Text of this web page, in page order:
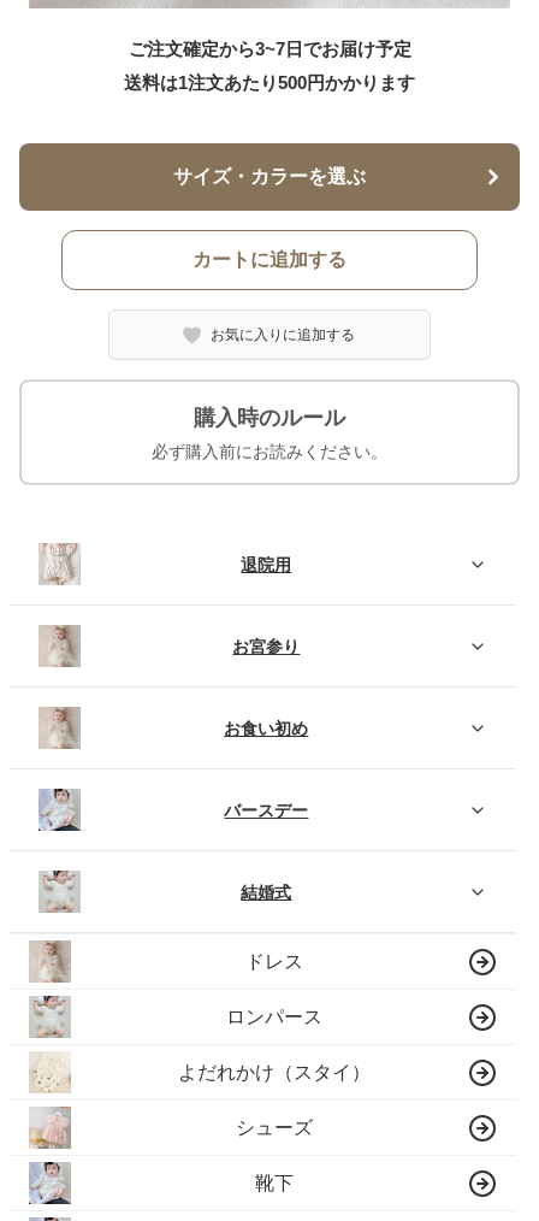
ご注文確定から3~7日でお届け予定
送料は1注文あたり500円かかります
サイズ・カラーを選ぶ
カートに追加する
お気に入りに追加する
購入時のルール
必ず購入前にお読みください。
退院用
お宮参り
お食い初め
バースデー
結婚式
ドレス
ロンパース
よだれかけ（スタイ）
シューズ
靴下